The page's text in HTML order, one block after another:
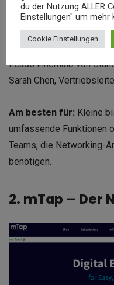
„Wave Connect hat
Messen transformiert.
Hunderter Visitenkarten
Leads innerhalb von
Sarah Chen,
Am besten für: Kleine
umfassende Funktionen
Teams, die Networking-
benötigen.
2. mTap – Der
du der Nutzung ALLER
Einstellungen" um mehr
Cookie Einstellungen